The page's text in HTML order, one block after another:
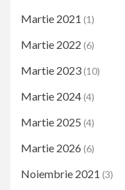
Martie 2021 (1)
Martie 2022 (6)
Martie 2023(10)
Martie 2024(4)
Martie 2025 (4)
Martie 2026 (6)
Noiembrie 2021 (3)